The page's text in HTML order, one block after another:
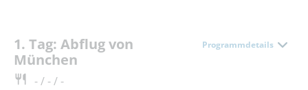
1. Tag: Abflug von
München
Programmdetails
- / - / -